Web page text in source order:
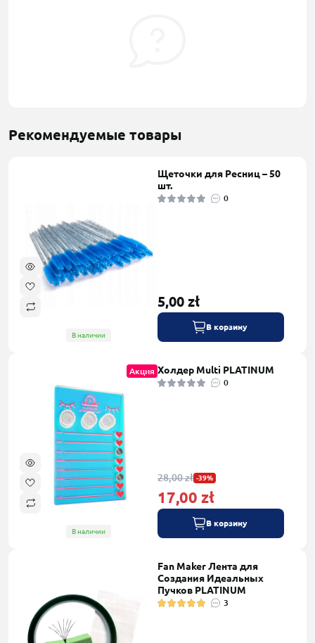
Рекомендуемые товары
В наличии
Щеточки для Ресниц – 50
шт.
0
5,00 zł
В корзину
Акция
В наличии
Холдер Multi PLATINUM
0
28,00 zł -39%
17,00 zł
В корзину
Fan Maker Лента для
Создания Идеальных
Пучков PLATINUM
3